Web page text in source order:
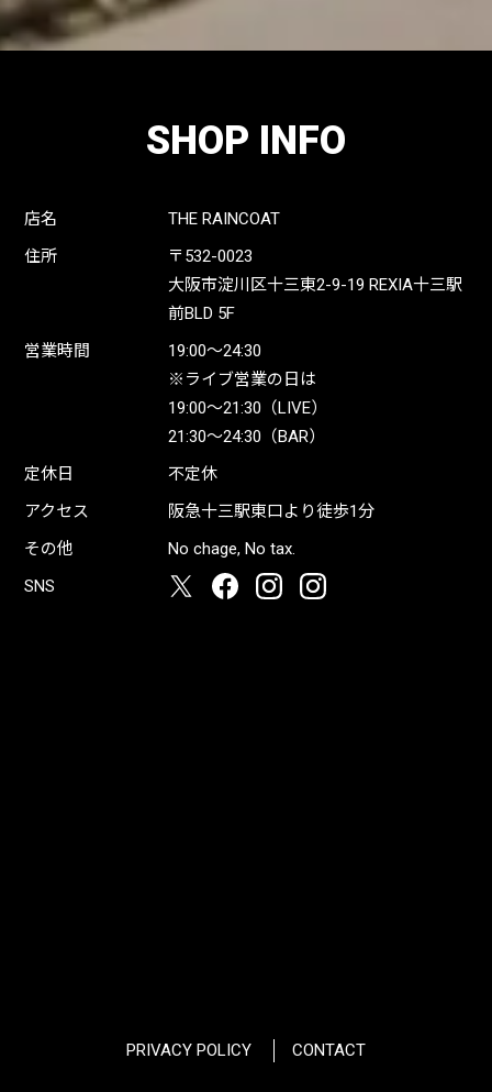
SHOP INFO
店名
THE RAINCOAT
住所
〒532-0023
大阪市淀川区十三東2-9-19 REXIA十三駅
前BLD 5F
営業時間
19:00〜24:30
※ライブ営業の日は
19:00〜21:30（LIVE）
21:30〜24:30（BAR）
定休日
不定休
アクセス
阪急十三駅東口より徒歩1分
その他
No chage, No tax.
SNS
PRIVACY POLICY CONTACT